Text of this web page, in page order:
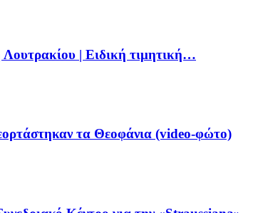
Λουτρακίου | Ειδική τιμητική…
τα Θεοφάνια (video-φώτο)